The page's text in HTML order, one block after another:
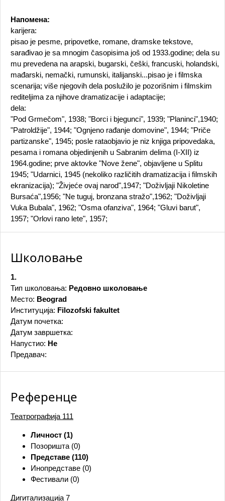
Напомена:
karijera:
pisao je pesme, pripovetke, romane, dramske tekstove,
sarađivao je sa mnogim časopisima još od 1933.godine; dela su
mu prevedena na arapski, bugarski, češki, francuski, holandski,
mađarski, nemački, rumunski, italijanski...pisao je i filmska
scenarija; više njegovih dela poslužilo je pozorišnim i filmskim
rediteljima za njihove dramatizacije i adaptacije;
dela:
"Pod Grmečom", 1938; "Borci i bjegunci", 1939; "Planinci",1940;
"Patroldžije", 1944; "Ognjeno rađanje domovine", 1944; "Priče
partizanske", 1945; posle rataobjavio je niz knjiga pripovedaka,
pesama i romana objedinjenih u Sabranim delima (I-XII) iz
1964.godine; prve aktovke "Nove žene", objavljene u Splitu
1945; "Udarnici, 1945 (nekoliko različitih dramatizacija i filmskih
ekranizacija); "Živjeće ovaj narod",1947; "Doživljaji Nikoletine
Bursaća",1956; "Ne tuguj, bronzana stražo",1962; "Doživljaji
Vuka Bubala", 1962; "Osma ofanziva", 1964; "Gluvi barut",
1957; "Orlovi rano lete", 1957;
Школовање
1.
Тип школовања: Редовно школовање
Место: Beograd
Институција: Filozofski fakultet
Датум почетка:
Датум завршетка:
Напустио: Не
Предавач:
Референце
Театрографија 111
Личност (1)
Позоришта (0)
Представе (110)
Инопредставе (0)
Фестивали (0)
Дигитализација 7